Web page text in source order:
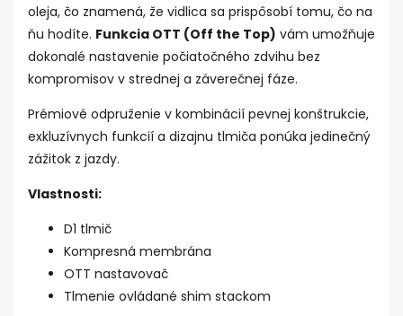
oleja, čo znamená, že vidlica sa prispôsobí tomu, čo na
ňu hodíte. Funkcia OTT (Off the Top) vám umožňuje
dokonalé nastavenie počiatočného zdvihu bez
kompromisov v strednej a záverečnej fáze.
Prémiové odpruženie v kombinácií pevnej konštrukcie,
exkluzívnych funkcií a dizajnu tlmiča ponúka jedinečný
zážitok z jazdy.
Vlastnosti:
D1 tlmič
Kompresná membrána
OTT nastavovač
Tlmenie ovládané shim stackom